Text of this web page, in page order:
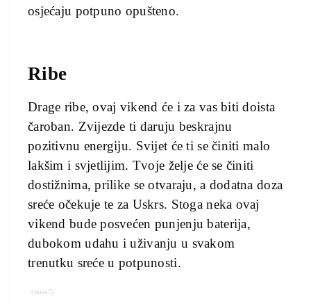
osjećaju potpuno opušteno.
Ribe
Drage ribe, ovaj vikend će i za vas biti doista
čaroban. Zvijezde ti daruju beskrajnu
pozitivnu energiju. Svijet će ti se činiti malo
lakšim i svjetlijim. Tvoje želje će se činiti
dostižnima, prilike se otvaraju, a dodatna doza
sreće očekuje te za Uskrs. Stoga neka ovaj
vikend bude posvećen punjenju baterija,
dubokom udahu i uživanju u svakom
trenutku sreće u potpunosti.
(miss7)